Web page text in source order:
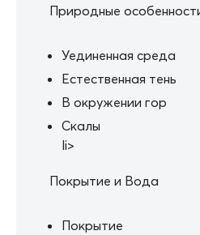
Природные
Уединенная среда
Естественная тень
В окружении гор
Скалы
li>
Покрытие и Вода
Покрытие